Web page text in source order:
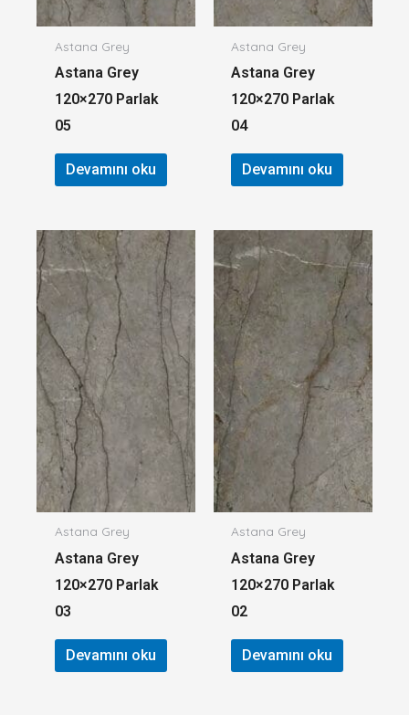
Astana Grey
Astana Grey
120×270 Parlak
05
Devamını oku
Astana Grey
Astana Grey
120×270 Parlak
04
Devamını oku
Astana Grey
Astana Grey
120×270 Parlak
03
Devamını oku
Astana Grey
Astana Grey
120×270 Parlak
02
Devamını oku